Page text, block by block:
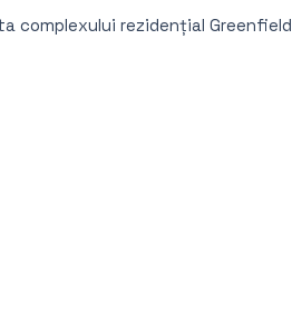
complexului rezidențial Greenfield